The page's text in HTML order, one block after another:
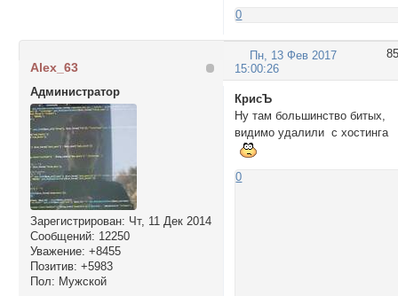
0
85
Пн, 13 Фев 2017
15:00:26
Alex_63
Администратор
Зарегистрирован: Чт, 11 Дек 2014
Сообщений: 12250
Уважение: +8455
Позитив: +5983
Пол: Мужской
КрисЪ
Ну там большинство битых,
видимо удалили с хостинга
0